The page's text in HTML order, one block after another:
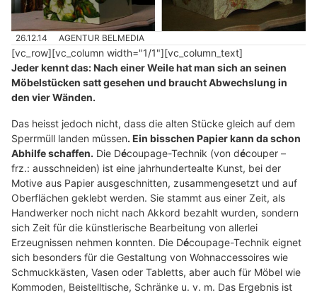
26.12.14 AGENTUR BELMEDIA
[vc_row][vc_column width="1/1"][vc_column_text]
Jeder kennt das: Nach einer Weile hat man sich an seinen
Möbelstücken satt gesehen und braucht Abwechslung in
den vier Wänden.
Das heisst jedoch nicht, dass die alten Stücke gleich auf dem
Sperrmüll landen müssen. Ein bisschen Papier kann da schon
Abhilfe schaffen. Die Découpage-Technik (von découper –
frz.: ausschneiden) ist eine jahrhundertealte Kunst, bei der
Motive aus Papier ausgeschnitten, zusammengesetzt und auf
Oberflächen geklebt werden. Sie stammt aus einer Zeit, als
Handwerker noch nicht nach Akkord bezahlt wurden, sondern
sich Zeit für die künstlerische Bearbeitung von allerlei
Erzeugnissen nehmen konnten. Die Découpage-Technik eignet
sich besonders für die Gestaltung von Wohnaccessoires wie
Schmuckkästen, Vasen oder Tabletts, aber auch für Möbel wie
Kommoden, Beistelltische, Schränke u. v. m. Das Ergebnis ist